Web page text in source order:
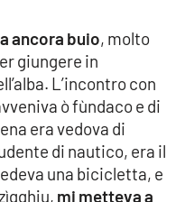
ancora buio, molto
giungere in
L’incontro con
ò fùndaco e di
era vedova di
di nautico, era il
una bicicletta, e
mi metteva a